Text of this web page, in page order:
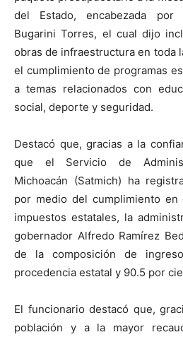
del Estado, encabezada por
Bugarini Torres, el cual dijo
obras de infraestructura en toda
el cumplimiento de programas
a temas relacionados con
social, deporte y seguridad.
Destacó que, gracias a la
que el Servicio de
Michoacán (Satmich) ha
por medio del cumplimiento
impuestos estatales, la
gobernador Alfredo Ramírez
de la composición de
procedencia estatal y 90.5 por
El funcionario destacó que,
población y a la mayor